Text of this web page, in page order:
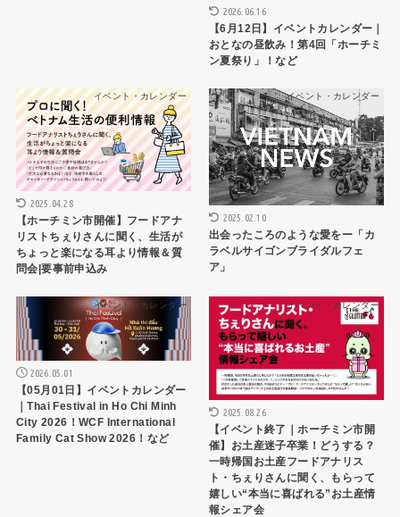
2026.06.16
【6月12日】イベントカレンダー｜
おとなの昼飲み！第4回「ホーチミ
ン夏祭り」！など
イベント・カレンダー
2025.04.28
【ホーチミン市開催】フードアナ
リストちぇりさんに聞く、生活が
ちょっと楽になる耳より情報＆質
問会|要事前申込み
イベント・カレンダー
2025.02.10
出会ったころのような愛をー「カ
ラベルサイゴンブライダルフェ
ア」
イベント・カレンダー
2026.05.01
【05月01日】イベントカレンダー
｜Thai Festival in Ho Chi Minh
City 2026！WCF International
Family Cat Show 2026！など
イベント・カレンダー
2025.08.26
【イベント終了｜ホーチミン市開
催】お土産迷子卒業！どうする？
一時帰国お土産フードアナリス
ト・ちぇりさんに聞く、もらって
嬉しい“本当に喜ばれる”お土産情
報シェア会